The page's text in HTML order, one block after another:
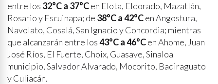
entre los 32°C a 37°Cen Elota, Eldorado, Mazatlán,
Rosario y Escuinapa; de 38°C a 42°Cen Angostura,
Navolato, Cosalá, San Ignacio y Concordia; mientras
que alcanzarán entre los43°C a 46°Cen Ahome, Juan
José Ríos, El Fuerte, Choix, Guasave, Sinaloa
municipio, Salvador Alvarado, Mocorito, Badiraguato
y Culiacán.